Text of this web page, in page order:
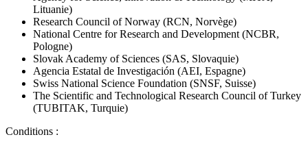
Lituanie)
Research Council of Norway (RCN, Norvège)
National Centre for Research and Development (NCBR,
Pologne)
Slovak Academy of Sciences (SAS, Slovaquie)
Agencia Estatal de Investigación (AEI, Espagne)
Swiss National Science Foundation (SNSF, Suisse)
The Scientific and Technological Research Council of Turkey
(TUBITAK, Turquie)
Conditions :